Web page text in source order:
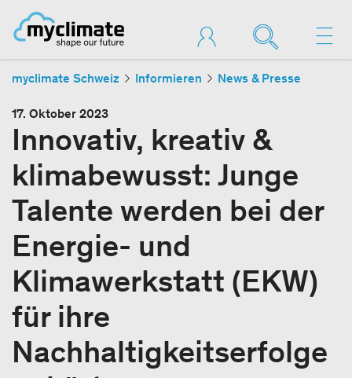
myclimate Schweiz Informieren News & Presse
17. Oktober 2023
Innovativ, kreativ &
klimabewusst: Junge
Talente werden bei der
Energie- und
Klimawerkstatt (EKW)
für ihre
Nachhaltigkeitserfolge